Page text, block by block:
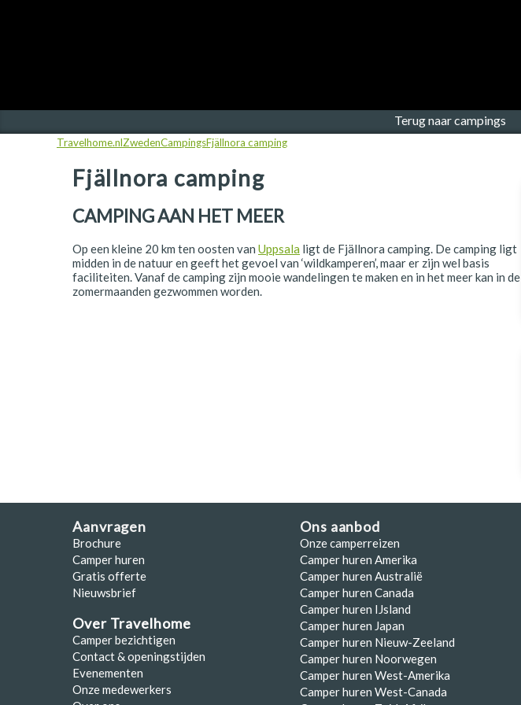
IJsland
Nederland
Nieuw-Zeeland
Zwitserland
Terug naar campings
Travelhome.nlZwedenCampingsFjällnora camping
Fjällnora camping
CAMPING AAN HET MEER
Op een kleine 20 km ten oosten van Uppsala ligt de Fjällnora camping. De camping ligt
midden in de natuur en geeft het gevoel van ‘wildkamperen’, maar er zijn wel basis
faciliteiten. Vanaf de camping zijn mooie wandelingen te maken en in het meer kan in de
zomermaanden gezwommen worden.
Aanvragen
Brochure
Camper huren
Gratis offerte
Nieuwsbrief
Over Travelhome
Camper bezichtigen
Contact & openingstijden
Evenementen
Onze medewerkers
Ons aanbod
Onze camperreizen
Camper huren Amerika
Camper huren Australië
Camper huren Canada
Camper huren IJsland
Camper huren Japan
Camper huren Nieuw-Zeeland
Camper huren Noorwegen
Camper huren West-Amerika
Camper huren West-Canada